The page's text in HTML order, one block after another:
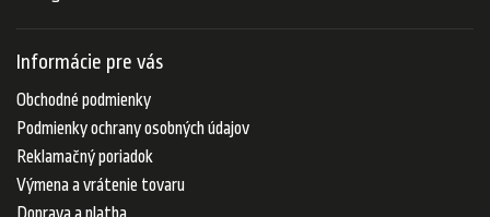
Informácie pre vás
Obchodné podmienky
Podmienky ochrany osobných údajov
Reklamačný poriadok
Výmena a vrátenie tovaru